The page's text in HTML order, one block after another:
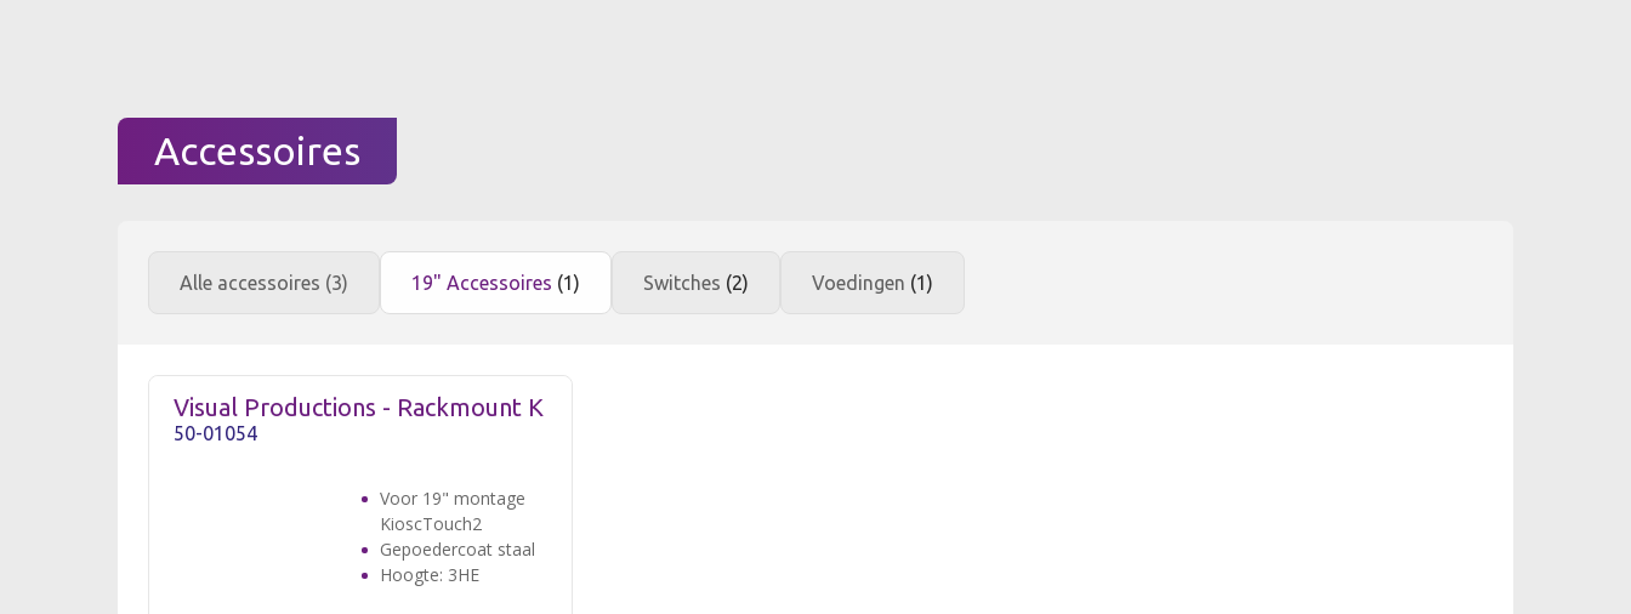
Accessoires
Alle accessoires (3) 19" Accessoires (1) Switches (2) Voedingen (1)
Visual Productions - Rackmount K
50-01054
Voor 19" montage
KioscTouch2
Gepoedercoat staal
Hoogte: 3HE